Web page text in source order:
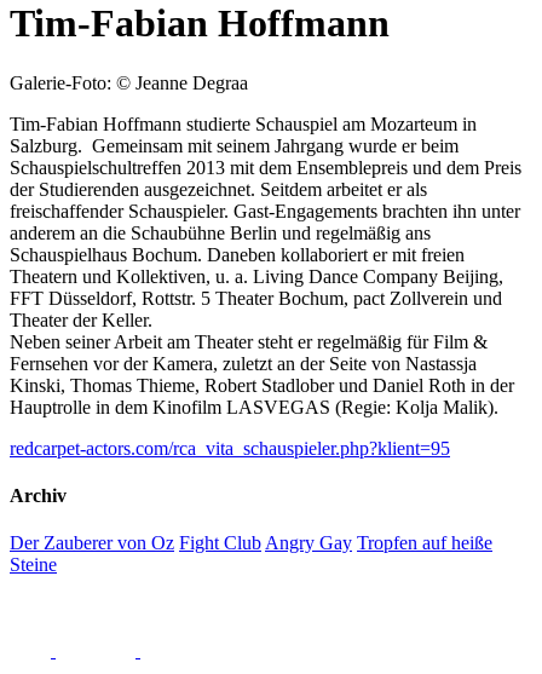
Tim-Fabian Hoffmann
Galerie-Foto: © Jeanne Degraa
Tim-Fabian Hoffmann studierte Schauspiel am Mozarteum in
Salzburg. Gemeinsam mit seinem Jahrgang wurde er beim
Schauspielschultreffen 2013 mit dem Ensemblepreis und dem Preis
der Studierenden ausgezeichnet. Seitdem arbeitet er als
freischaffender Schauspieler. Gast-Engagements brachten ihn unter
anderem an die Schaubühne Berlin und regelmäßig ans
Schauspielhaus Bochum. Daneben kollaboriert er mit freien
Theatern und Kollektiven, u. a. Living Dance Company Beijing,
FFT Düsseldorf, Rottstr. 5 Theater Bochum, pact Zollverein und
Theater der Keller.
Neben seiner Arbeit am Theater steht er regelmäßig für Film &
Fernsehen vor der Kamera, zuletzt an der Seite von Nastassja
Kinski, Thomas Thieme, Robert Stadlober und Daniel Roth in der
Hauptrolle in dem Kinofilm LASVEGAS (Regie: Kolja Malik).
redcarpet-actors.com/rca_vita_schauspieler.php?klient=95
Archiv
Der Zauberer von Oz Fight Club Angry Gay Tropfen auf heiße
Steine